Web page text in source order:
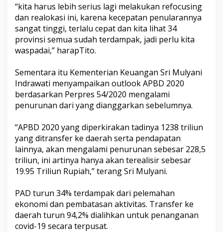
“kita harus lebih serius lagi melakukan refocusing
dan realokasi ini, karena kecepatan penularannya
sangat tinggi, terlalu cepat dan kita lihat 34
provinsi semua sudah terdampak, jadi perlu kita
waspadai,” harapTito.
Sementara itu Kementerian Keuangan Sri Mulyani
Indrawati menyampaikan outlook APBD 2020
berdasarkan Perpres 54/2020 mengalami
penurunan dari yang dianggarkan sebelumnya.
“APBD 2020 yang diperkirakan tadinya 1238 triliun
yang ditransfer ke daerah serta pendapatan
lainnya, akan mengalami penurunan sebesar 228,5
triliun, ini artinya hanya akan terealisir sebesar
19.95 Triliun Rupiah,” terang Sri Mulyani.
PAD turun 34% terdampak dari pelemahan
ekonomi dan pembatasan aktivitas. Transfer ke
daerah turun 94,2% dialihkan untuk penanganan
covid-19 secara terpusat.